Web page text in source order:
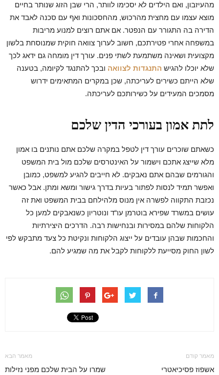
מהעיזבון, ואם הילדים לא יסכימו לוותר, הרי שבן הזוג שנותר בחיים
מוצא עצמו עם מחצית מהרכוש, מהחסכונות ואף עם סכנה לאבד את
הדירה בה התגורר עם הנפטר. אם אתם רוצים למנוע מריבות
במשפחה אחרי פטירתכם, חשוב לערוך צוואה חוקית שמנוסחת בלשון
מקצועית ושאינה משתמעת לשתי פנים. עורך דין מומחה גם ידאג לכך
שלא יוכלו להגיש התנגדות לצוואה ובכך להתנגד לקיומה, בטענה
שלא הייתם כשירים לעריכתה, שכן במקרים המתאימים ידרוש
מסמכים המעידים על כשירותכם לעריכתה.
לתת אמון בעורכי הדין שלכם
כשאתם שוכרים עורך דין לטפל במקרה שלכם אתם נותנים בו אמון
מלא שייצג אתכם וישמור על האינטרסים שלכם מול בית המשפט
והגורמים שבהם אתם נאבקים. לא חייבים להגיע למשפט, כמובן
ואפשר תמיד לנסות לפתור בעיות בדרך גישור ומשא ומתן. אבל כאשר
נכזבת התקווה לפשרה אין מנוס מלהילחם בבית המשפט ואת זה
עושים במשרד שפירא בוטרמן עו“ד ונוטריון כשנאבקים למען כל
הלקוחות שלהם במסירות ובנחישות רבה. הדרכים היצירתיות
והחכמות שבהן עובדים על ייצוג הלקוחות ונקיטת כל צעד מתבקש לפי
לשון החוק מסייעת ללקוחות לקבל את מה שמגיע להם.
מאמר קודם
אשפוז פסיכיאטרי
מאמר הבא
שמרו על הבית שלכם מפני נזילות